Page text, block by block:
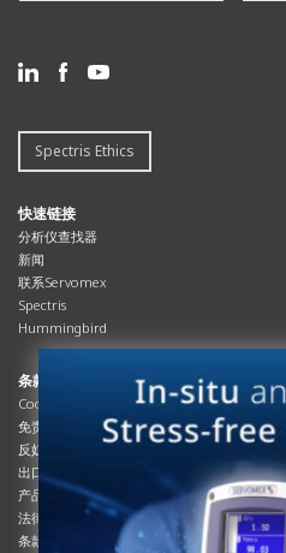
Spectris Ethics
快速链接
分析仪查找器
新闻
联系Servomex
Spectris
Hummingbird
条款与合规
Cookies政策
免责声明
反奴隶制立法
出口管制
产品合规
法律和隐私声明
条款及细则